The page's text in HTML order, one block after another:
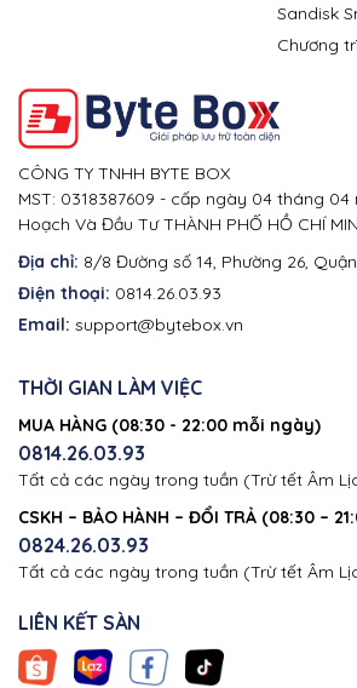
Sandisk
Chương
CÔNG TY TNHH BYTE BOX
MST: 0318387609 - cấp ngày 04 tháng 04
Hoạch Và Đầu Tư THÀNH PHỐ HỒ CHÍ
Địa chỉ: 8/8 Đường số 14, Phường 26,
Điện thoại: 0814.26.03.93
Email: support@bytebox.vn
THỜI GIAN LÀM VIỆC
MUA HÀNG (08:30 - 22:00 mỗi ngày)
0814.26.03.93
Tất cả các ngày trong tuần (Trừ tết Âm
CSKH – BẢO HÀNH – ĐỔI TRẢ (08:30 –
0824.26.03.93
Tất cả các ngày trong tuần (Trừ tết Âm
LIÊN KẾT SÀN